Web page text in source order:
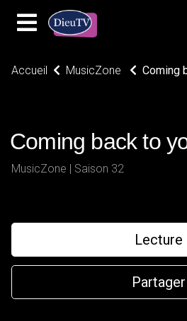
Accueil MusicZone Coming
Coming back to
MusicZone | Saison 32
Lecture
Partager